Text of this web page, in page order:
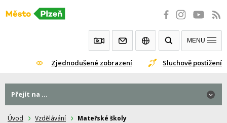
Přeskočit
Zjednodušené zobrazení Sluchově postižení
MENU
Úvod Vzdělávání Mateřské školy
Přejít na ...